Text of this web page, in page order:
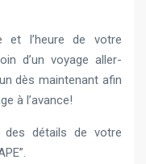
et l’heure de votre
d’un voyage aller-
dès maintenant afin
à l’avance!
détails de votre